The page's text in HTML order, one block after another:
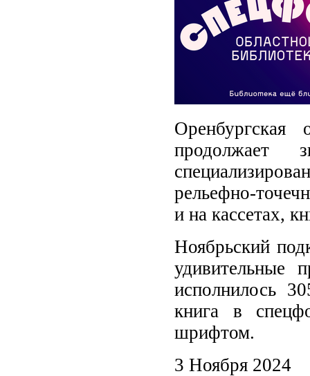
продолжает
рельефно-
и на кассетах,
Ноябрьский
удивительные
исполнилось
книга в
шрифтом.
3 Ноября 2024